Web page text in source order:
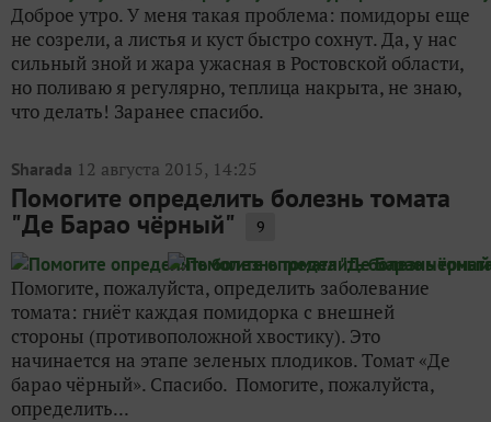
Доброе утро. У меня такая проблема: помидоры еще
не созрели, а листья и куст быстро сохнут. Да, у нас
сильный зной и жара ужасная в Ростовской области,
но поливаю я регулярно, теплица накрыта, не знаю,
что делать! Заранее спасибо.
Sharada 12 августа 2015, 14:25
Помогите определить болезнь томата
"Де Барао чёрный" 9
Помогите, пожалуйста, определить заболевание
томата: гниёт каждая помидорка с внешней
стороны (противоположной хвостику). Это
начинается на этапе зеленых плодиков. Томат «Де
барао чёрный». Спасибо. Помогите, пожалуйста,
определить...